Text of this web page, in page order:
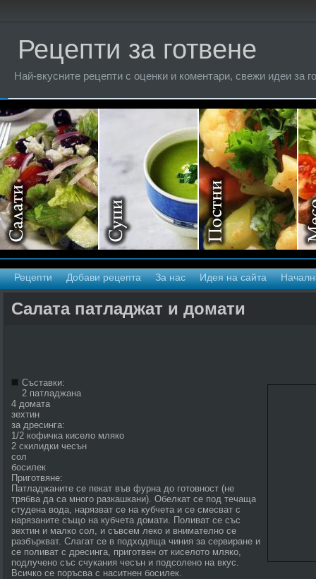
Рецепти за готвене
Най-вкусните рецепти с оценки и коментари, свежи идеи за
Рецепти Добави рецепта За нас Идея на сайта
Салата патладжат и домати
Съставки:
2 патладжана
4 домата
зехтин
за дресинга:
1/2 кофичка кисело мляко
2 скилидки чесън
сол
босилек
Приготвяне:
Патладжаните се пекат във фурна до готовност (не
трябва да са много разкашкани). Обелкат се под течаща
студена вода, нарязват се на кубчета и се смесват с
нарязаните също на кубчета домати. Поливат се със
зехтин и малко сол, и съвсем леко и внимателно се
разбъркват. Слагат се в подходяща чиния за сервиране и
се поливат с дресинга, приготвен от киселото мляко,
подлучено със счукания чесън и подсолено на вкус.
Всичко се поръсва с наситнен босилек.